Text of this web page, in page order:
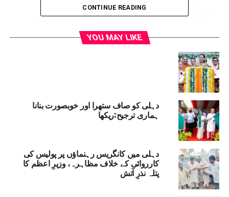
کے وژن کے مطابق ہے۔
وزیراعلیٰ نے کہا کہ ا سکول جانے والے بچوں کے لیے غذائیت
ضروری ہے تاکہ وہ اپنی توانائی پڑھائی پر مرکوز کر سکیں۔
حکومت کئی سالوں سے دوپہر کا کھانا فراہم کر رہی ہے،
لیکن اکشے پاترا فاؤنڈیشن کے تعاون سے آج صبح کی غذائی
ضروریات کو پورا کرنا ایک بہت ہی اطمینان بخش تجربہ ہے۔
وزیر اعظم نریندر مودی کا وژن ہے کہ ہر بچے کے لیے غذائیت
ضروری ہے۔ یہ ایک شاندار اقدام ہے۔اس سے قبل، دسمبر
2025 میں، دہلی حکومت نے قومی دارالحکومت کے لوگوں کو
صرف 5 روپے میں غذائیت سے بھرپور کھانا فراہم کرنے کے لیے
اٹل کینٹین اسکیم شروع کی تھی۔ پہلے مرحلے میں، دہلی بھر
میں 45 مقامات پر اٹل کینٹین کھولی گئی تھیں۔ افتتاح کے دن
عوام کو مفت کھانا پیش کیا گیا۔
اطلاعات کے مطابق نہرو نگر میں اٹل کینٹین کی افتتاحی تقریب
میں مرکزی وزیر منوہر لال کھٹر، وزیر اعلیٰ ریکھا گپتا، اور
دہلی کے وزیر داخلہ آشیش سود موجود تھے۔ اس موقع پر
CONTINUE READING
YOU MAY LIKE
دہلی کو صاف ستھرا اور خوبصورت بنانا
ہماری ترجیح:ریکھا
دہلی میں کانگریس رہنماؤں پر پولیس کی
کارروائی کے خلاف مظاہرہ، وزیرِ اعظم کا
پتلہ نذرِ آتش